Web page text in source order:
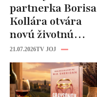
partnerka Borisa
Kollára otvára
novú životnú
kapitolu: Laura
Vizváryová ide
pomáhať ženám
21.07.2026TV JOJ